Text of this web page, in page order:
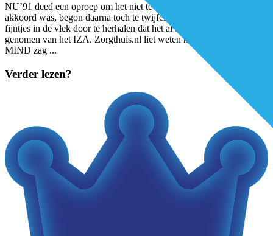
NU’91 deed een oproep om het niet te tekenen. V&VN, dat eerder
akkoord was, begon daarna toch te twijfelen. FNV wreef nog even
fijntjes in de vlek door te herhalen dat het al in juli afstand had
genomen van het IZA. Zorgthuis.nl liet weten niet te tekenen. Ook
MIND zag ...
Verder lezen?